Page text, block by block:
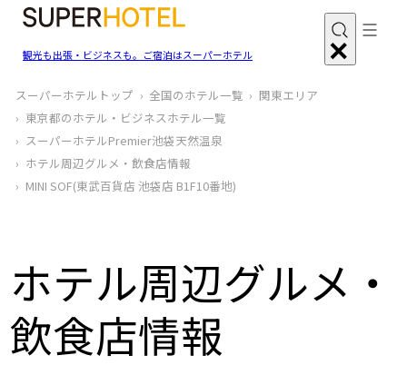
観光も出張・ビジネスも。ご宿泊はスーパーホテル
スーパーホテルトップ 全国のホテル一覧
関東エリア
東京都のホテル・ビジネスホテル一覧
スーパーホテルPremier池袋天然温泉
ホテル周辺グルメ‧飲食店情報
MINI SOF(東武百貨店 池袋店 B1F10番地)
ホテル周辺グルメ‧
飲食店情報